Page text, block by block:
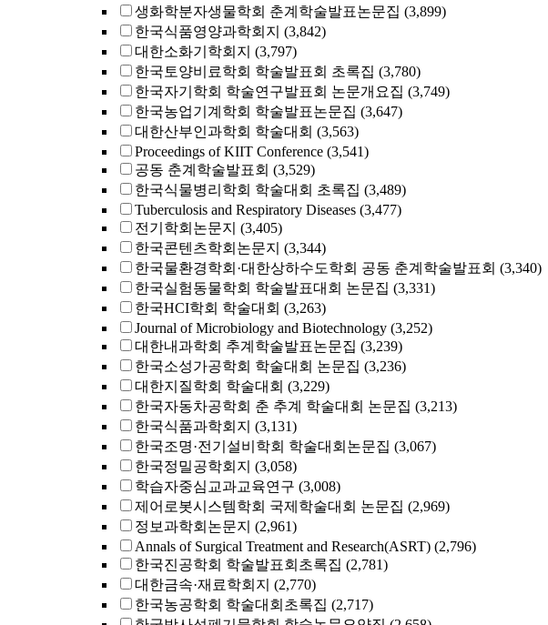
생화학분자생물학회 춘계학술발표논문집 (3,899)
한국식품영양과학회지 (3,842)
대한소화기학회지 (3,797)
한국토양비료학회 학술발표회 초록집 (3,780)
한국자기학회 학술연구발표회 논문개요집 (3,749)
한국농업기계학회 학술발표논문집 (3,647)
대한산부인과학회 학술대회 (3,563)
Proceedings of KIIT Conference (3,541)
공동 춘계학술발표회 (3,529)
한국식물병리학회 학술대회 초록집 (3,489)
Tuberculosis and Respiratory Diseases (3,477)
전기학회논문지 (3,405)
한국콘텐츠학회논문지 (3,344)
한국물환경학회·대한상하수도학회 공동 춘계학술발표회 (3,340)
한국실험동물학회 학술발표대회 논문집 (3,331)
한국HCI학회 학술대회 (3,263)
Journal of Microbiology and Biotechnology (3,252)
대한내과학회 추계학술발표논문집 (3,239)
한국소성가공학회 학술대회 논문집 (3,236)
대한지질학회 학술대회 (3,229)
한국자동차공학회 춘 추계 학술대회 논문집 (3,213)
한국식품과학회지 (3,131)
한국조명·전기설비학회 학술대회논문집 (3,067)
한국정밀공학회지 (3,058)
학습자중심교과교육연구 (3,008)
제어로봇시스템학회 국제학술대회 논문집 (2,969)
정보과학회논문지 (2,961)
Annals of Surgical Treatment and Research(ASRT) (2,796)
한국진공학회 학술발표회초록집 (2,781)
대한금속·재료학회지 (2,770)
한국농공학회 학술대회초록집 (2,717)